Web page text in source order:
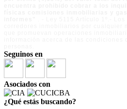
Seguinos en
Asociados con
¿Qué estás buscando?